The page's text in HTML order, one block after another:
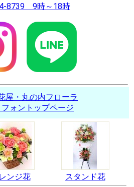
8739 9時～18時
屋・丸の内フローラ
ォントップページ
ンジ花 スタンド花